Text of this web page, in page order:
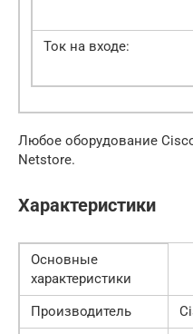
Ток на входе:
Любое оборудование
Netstore.
Характеристики
Основные
характеристики
Производитель